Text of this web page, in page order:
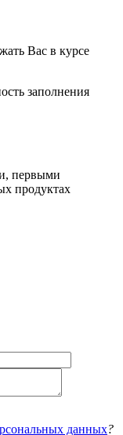
Вас в курсе
заполнения
первыми
продуктах
данных?